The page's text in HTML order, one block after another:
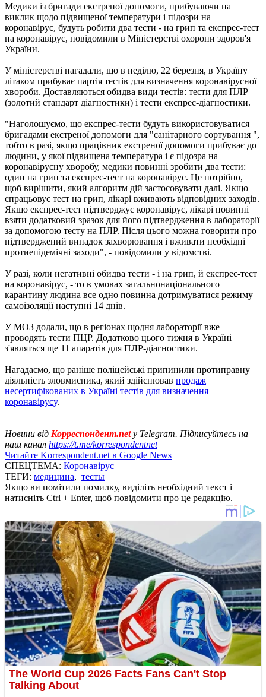
Медики із бригади екстреної допомоги, прибуваючи на
виклик щодо підвищеної температури і підозри на
коронавірус, будуть робити два тести - на грип та експрес-тест
на коронавірус, повідомили в Міністерстві охорони здоров'я
України.
У міністерстві нагадали, що в неділю, 22 березня, в Україну
літаком прибуває партія тестів для визначення коронавірусної
хвороби. Доставляються обидва види тестів: тести для ПЛР
(золотий стандарт діагностики) і тести експрес-діагностики.
"Наголошуємо, що експрес-тести будуть використовуватися
бригадами екстреної допомоги для "санітарного сортування ",
тобто в разі, якщо працівник екстреної допомоги прибуває до
людини, у якої підвищена температура і є підозра на
коронавірусну хворобу, медики повинні зробити два тести:
один на грип та експрес-тест на коронавірус. Це потрібно,
щоб вирішити, який алгоритм дій застосовувати далі. Якщо
спрацьовує тест на грип, лікарі вживають відповідних заходів.
Якщо експрес-тест підтверджує коронавірус, лікарі повинні
взяти додатковий зразок для його підтвердження в лабораторії
за допомогою тесту на ПЛР. Після цього можна говорити про
підтверджений випадок захворювання і вживати необхідні
протиепідемічні заходи", - повідомили у відомстві.
У разі, коли негативні обидва тести - і на грип, й експрес-тест
на коронавірус, - то в умовах загальнонаціонального
карантину людина все одно повинна дотримуватися режиму
самоізоляції наступні 14 днів.
У МОЗ додали, що в регіонах щодня лабораторії вже
проводять тести ПЦР. Додатково цього тижня в Україні
з'являться ще 11 апаратів для ПЛР-діагностики.
Нагадаємо, що раніше поліцейські припинили протиправну
діяльність зловмисника, який здійснював продаж
несертифікованих в Україні тестів для визначення
коронавірусу.
Новини від Корреспондент.netу Telegram. Підписуйтесь на
наш канал https://t.me/korrespondentnet
Читайте Korrespondent.net в Google News
СПЕЦТЕМА: Коронавірус
ТЕГИ: медицина, тесты
Якщо ви помітили помилку, виділіть необхідний текст і
натисніть Ctrl + Enter, щоб повідомити про це редакцію.